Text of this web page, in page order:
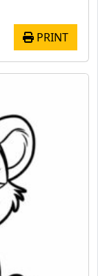
PRINT